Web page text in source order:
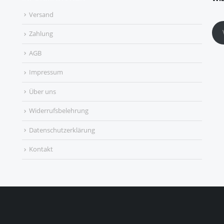
Versand
Zahlung
AGB
Impressum
Über uns
Widerrufsbelehrung
Datenschutzerklärung
Kontakt